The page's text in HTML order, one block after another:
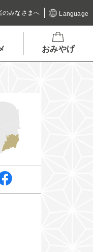
のみなさまへ Language
おみやげ